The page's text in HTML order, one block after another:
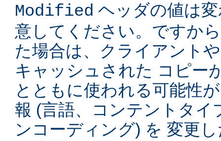
Modified ヘッダの値は
意してください。ですか
た場合は、クライアント
キャッシュされた コピー
とともに使われる可能性
報 (言語、コンテントタイ
ンコーディング) を 変更